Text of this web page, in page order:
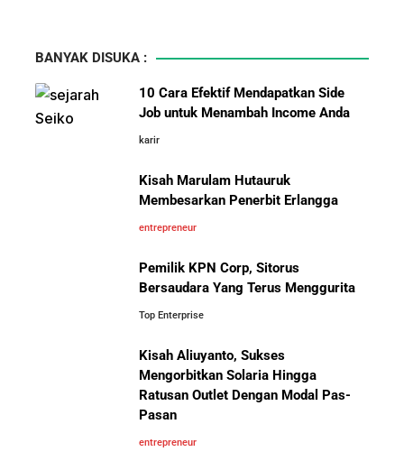
BANYAK DISUKA :
10 Cara Efektif Mendapatkan Side
Job untuk Menambah Income Anda
karir
Kisah Marulam Hutauruk
Membesarkan Penerbit Erlangga
entrepreneur
Pemilik KPN Corp, Sitorus
Bersaudara Yang Terus Menggurita
Top Enterprise
Kisah Aliuyanto, Sukses
Mengorbitkan Solaria Hingga
Ratusan Outlet Dengan Modal Pas-
Pasan
entrepreneur